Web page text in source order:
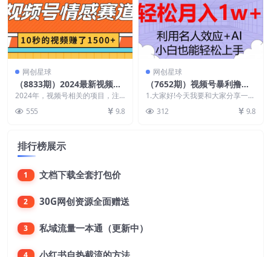
网创星球
（8833期）2024最新视频号
创作者分成暴利玩法-情感赛
2024年，视频号相关的项目，注
给大家的玩法，是我...
555 9.8
网创星球
（7652期）视频号暴利撸流
量收益，小白也能轻松上手，
1.大家好!今天我要和大家分享一个
流量收益，非常简...
312 9.8
排行榜展示
1 文档下载全套打包价
2 30G网创资源全面赠送
3 私域流量一本通（更新中）
4